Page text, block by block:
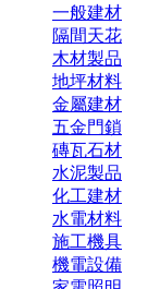
一般建材
隔間天花
木材製品
地坪材料
金屬建材
五金門鎖
磚瓦石材
水泥製品
化工建材
水電材料
施工機具
機電設備